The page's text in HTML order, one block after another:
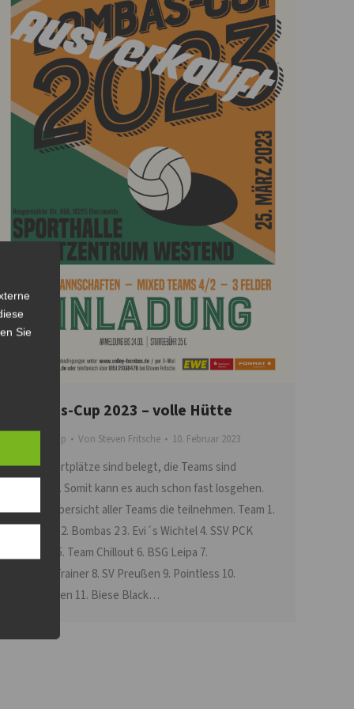
Bombas-Cup 2023 – volle Hütte
Bombas-Cup Von Steven Fritsche 10. Februar 2023
Alle 15 Startplätze sind belegt, die Teams sind
informiert. Somit kann es auch schon fast losgehen.
Hier die Übersicht aller Teams die teilnehmen. Team 1.
Bombas 1 2. Bombas 2 3. Evi´s Wichtel 4. SSV PCK
Schwedt 5. Team Chillout 6. BSG Leipa 7.
6Steller+Trainer 8. SV Preußen 9. Pointless 10.
Caprisonnen 11. Biese Black…
Sie